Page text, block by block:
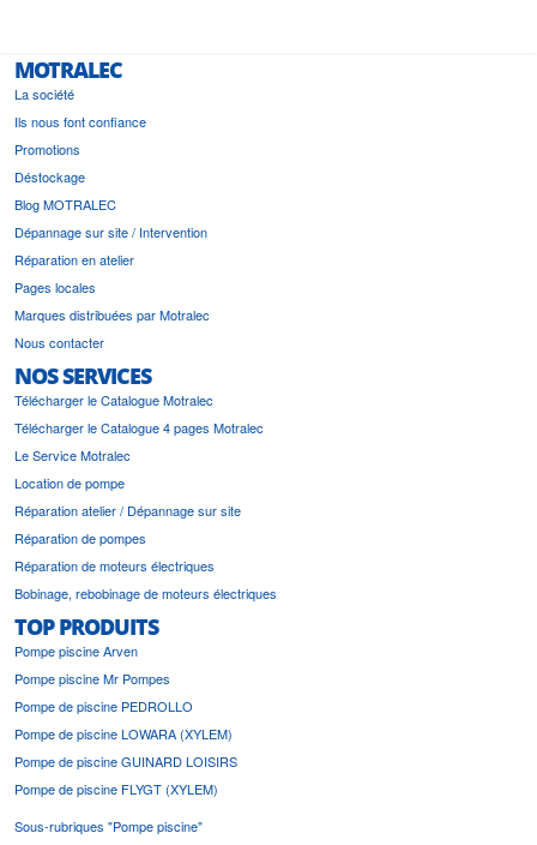
MOTRALEC
La société
Ils nous font confiance
Promotions
Déstockage
Blog MOTRALEC
Dépannage sur site / Intervention
Réparation en atelier
Pages locales
Marques distribuées par Motralec
Nous contacter
NOS SERVICES
Télécharger le Catalogue Motralec
Télécharger le Catalogue 4 pages Motralec
Le Service Motralec
Location de pompe
Réparation atelier / Dépannage sur site
Réparation de pompes
Réparation de moteurs électriques
Bobinage, rebobinage de moteurs électriques
TOP PRODUITS
Pompe piscine Arven
Pompe piscine Mr Pompes
Pompe de piscine PEDROLLO
Pompe de piscine LOWARA (XYLEM)
Pompe de piscine GUINARD LOISIRS
Pompe de piscine FLYGT (XYLEM)
Sous-rubriques "Pompe piscine"